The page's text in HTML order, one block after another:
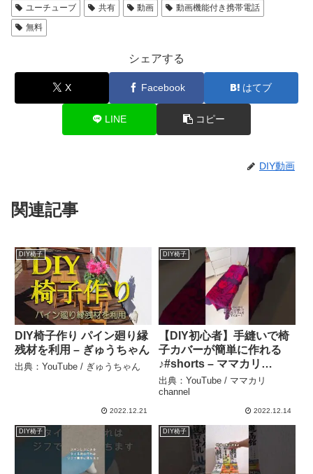
ユーチューブ
共有 動画
動画機能付き携帯電話
無料
シェアする
X Facebook はてブ
LINE コピー
DIY動画
関連記事
DIY椅子
DIY椅子作り パイン廻り縁
残材を利用 – ぎゅうちゃん
出典：YouTube / ぎゅうちゃん
2022.12.21
DIY椅子
【DIY初心者】手縫いで椅
子カバーが簡単に作れる
♪#shorts – ママカリ
channel
出典：YouTube / ママカリ
channel
2022.12.14
DIY椅子 DIY椅子